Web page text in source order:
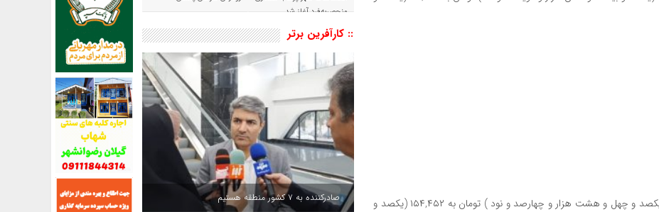
یورو مبادله ای امروز با افزایش ۳.۸۶ درصدی، از ۱۴۸,۴۹۰ (یکصد و چهل و هشت هزار و چهارصد و نود ) تومان به ۱۵۴,۴۵۲ (یکصد و
منحصربه‌فرد آغاز شد
:: کارآفرین برتر
صادرکننده به ۷ کشور منطقه هستیم